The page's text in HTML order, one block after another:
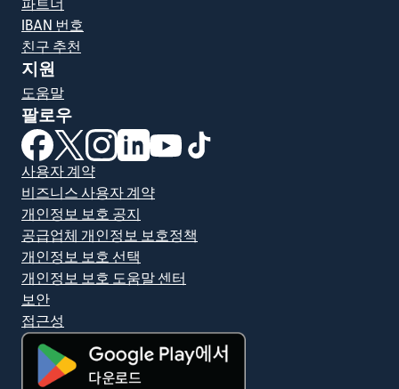
파트너
IBAN 번호
친구 추천
지원
도움말
팔로우
(새 창에서 열림)
(새 창에서 열림)
(새 창에서 열림)
(새 창에서 열림)
(새 창에서 열림)
사용자 계약
비즈니스 사용자 계약
개인정보 보호 공지
공급업체 개인정보 보호정책
개인정보 보호 선택
개인정보 보호 도움말 센터
보안
접근성